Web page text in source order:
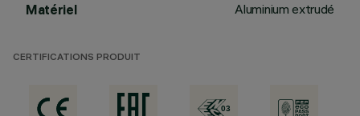
Matériel Aluminium extrudé
CERTIFICATIONS PRODUIT